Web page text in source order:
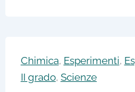
Chimica, Esperimenti,
II grado, Scienze